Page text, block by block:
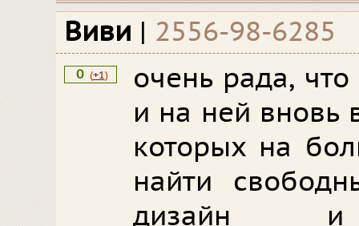
Виви | 2556-98-6285
0 (+1)
очень рада,
и на ней вновь
которых на
найти
дизайн и